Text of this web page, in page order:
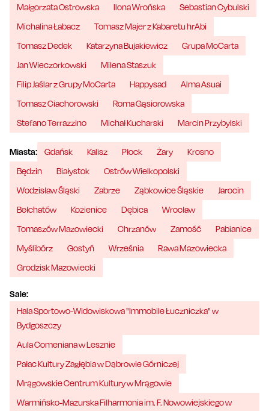
Małgorzata Ostrowska Ilona Wrońska
Sebastian Cybulski
Michalina Łabacz
Tomasz Majer z Kabaretu hrAbi
Tomasz Dedek
Katarzyna Bujakiewicz
Grupa MoCarta
Jan Wieczorkowski
Milena Staszuk
Filip Jaślar z Grupy MoCarta
Happysad
Alma Asuai
Tomasz Ciachorowski
Roma Gąsiorowska
Stefano Terrazzino
Michał Kucharski Marcin Przybylski
Miasta: Gdańsk Kalisz Płock Żary
Krosno
Będzin
Białystok
Ostrów Wielkopolski
Wodzisław Śląski
Zabrze Ząbkowice Śląskie
Jarocin
Bełchatów
Kozienice Dębica
Wrocław
Tomaszów Mazowiecki
Chrzanów Zamość
Pabianice
Myślibórz
Gostyń Września
Rawa Mazowiecka
Grodzisk Mazowiecki
Sale:
Hala Sportowo-Widowiskowa "Immobile Łuczniczka" w
Bydgoszczy
Aula Comeniana w Lesznie
Pałac Kultury Zagłębia w Dąbrowie Górniczej
Mrągowskie Centrum Kultury w Mrągowie
Warmińsko-Mazurska Filharmonia im. F. Nowowiejskiego w